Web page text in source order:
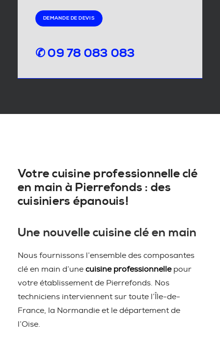
DEMANDE DE DEVIS
✆ 09 78 083 083
Votre cuisine professionnelle clé
en main à Pierrefonds : des
cuisiniers épanouis!
Une nouvelle cuisine clé en main
Nous fournissons l’ensemble des composantes
clé en main d’une cuisine professionnellepour
votre établissement de Pierrefonds. Nos
techniciens interviennent sur toute l’Île-de-
France, la Normandie et le département de
l’Oise.